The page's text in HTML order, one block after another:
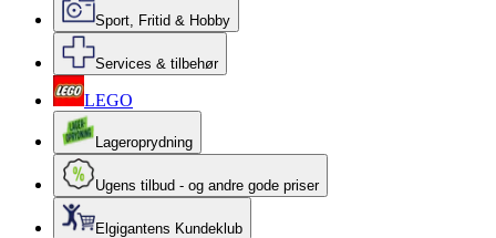
Sport, Fritid & Hobby
Services & tilbehør
LEGO
Lageroprydning
Ugens tilbud - og andre gode priser
Elgigantens Kundeklub